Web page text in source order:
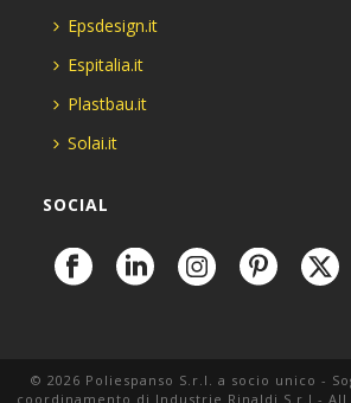
Epsdesign.it
Espitalia.it
Plastbau.it
Solai.it
SOCIAL
© 2026 Poliespanso S.r.l. a socio unico -
coordinamento di Industrie Rinaldi S.r.l.- All